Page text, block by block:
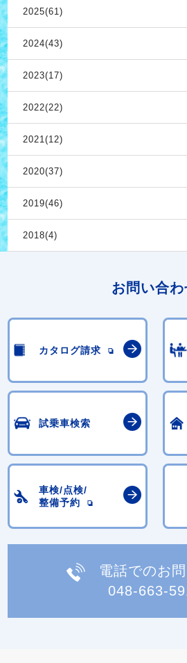
2025(61)
2024(43)
2023(17)
2022(22)
2021(12)
2020(37)
2019(46)
2018(4)
お問い合わ
カタログ請求
試乗車検索
車検/点検/
整備予約
電話でのお
048-663-